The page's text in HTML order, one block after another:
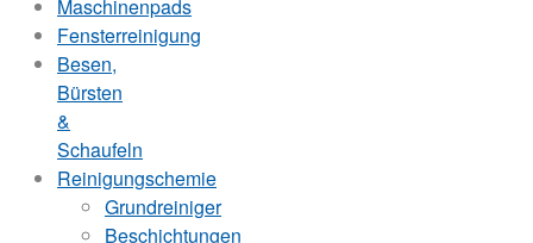
Maschinenpads
Fensterreinigung
Besen,
Bürsten
&
Schaufeln
Reinigungschemie
Grundreiniger
Beschichtungen